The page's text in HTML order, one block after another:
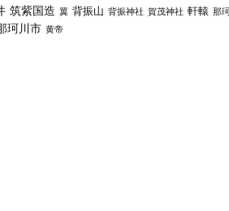
筑紫国造 翼 背振山 背振神社 賀茂神社 軒轅 那珂
珂川市 黄帝